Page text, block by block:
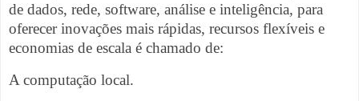
de dados, rede, software, análise e inteligência, para
oferecer inovações mais rápidas, recursos flexíveis e
economias de escala é chamado de:
A computação local.